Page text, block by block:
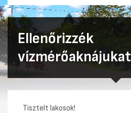
Ellenőrizzék
vízmérőaknájukat
Tisztelt lakosok!